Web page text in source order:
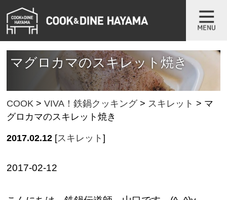
マグロカマのスキレット焼き
COOK >VIVA！鉄鍋クッキング> スキレット > マ
グロカマのスキレット焼き
2017.02.12 [スキレット]
2017-02-12